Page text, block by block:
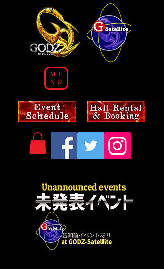
ME
NU